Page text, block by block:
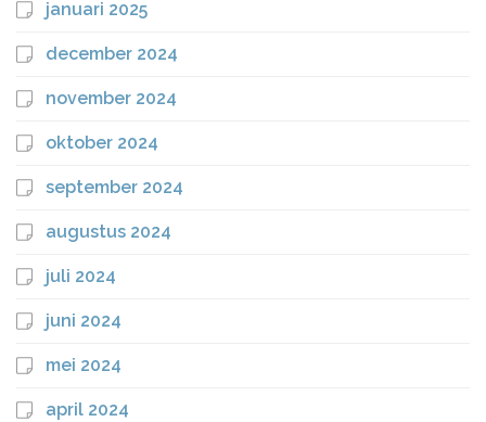
januari 2025
december 2024
november 2024
oktober 2024
september 2024
augustus 2024
juli 2024
juni 2024
mei 2024
april 2024